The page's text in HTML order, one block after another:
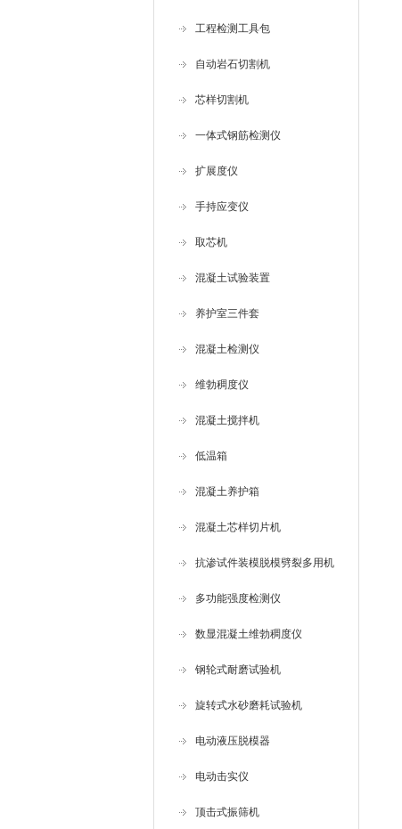
工程检测工具包
自动岩石切割机
芯样切割机
一体式钢筋检测仪
扩展度仪
手持应变仪
取芯机
混凝土试验装置
养护室三件套
混凝土检测仪
维勃稠度仪
混凝土搅拌机
低温箱
混凝土养护箱
混凝土芯样切片机
抗渗试件装模脱模劈裂多用机
多功能强度检测仪
数显混凝土维勃稠度仪
钢轮式耐磨试验机
旋转式水砂磨耗试验机
电动液压脱模器
电动击实仪
顶击式振筛机